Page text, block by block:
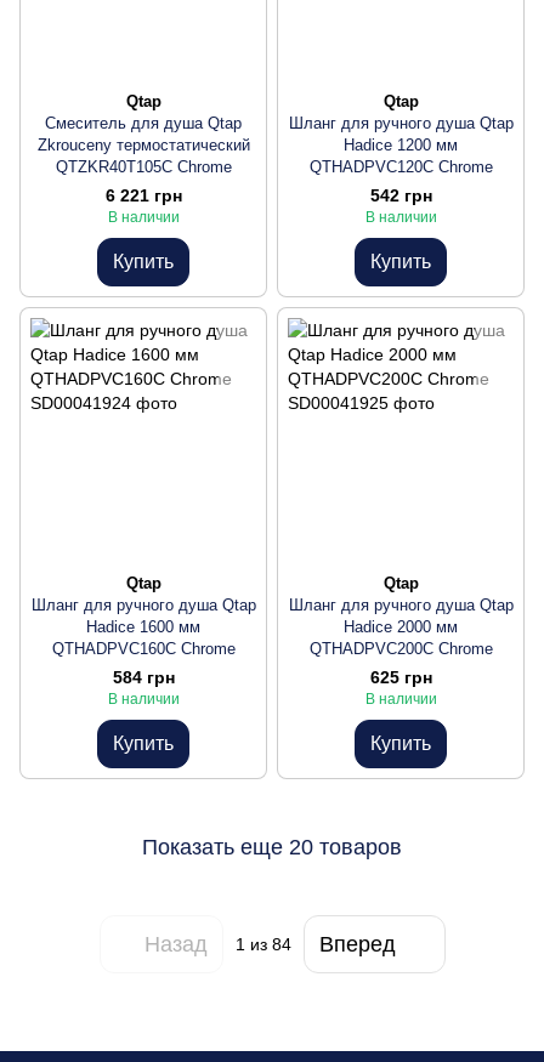
Qtap
Смеситель для душа Qtap
Zkrouceny термостатический
QTZKR40T105C Chrome
6 221 грн
В наличии
Купить
Qtap
Шланг для ручного душа Qtap
Hadice 1200 мм
QTHADPVC120C Chrome
542 грн
В наличии
Купить
Qtap
Шланг для ручного душа Qtap
Hadice 1600 мм
QTHADPVC160C Chrome
584 грн
В наличии
Купить
Qtap
Шланг для ручного душа Qtap
Hadice 2000 мм
QTHADPVC200C Chrome
625 грн
В наличии
Купить
Показать еще 20 товаров
Назад 1 из 84 Вперед